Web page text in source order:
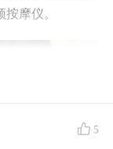
摩仪。
5